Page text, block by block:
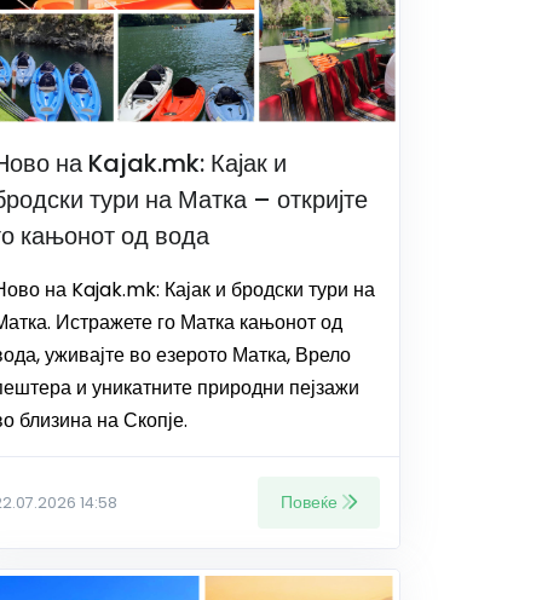
на Kajak.mk: Кајак и
тури на Матка – откријте
кањонот од вода
на Kajak.mk: Кајак и бродски тури на
Истражете го Матка кањонот од
уживајте во езерото Матка, Врело
и уникатните природни пејзажи
близина на Скопје.
14:58 Повеќе